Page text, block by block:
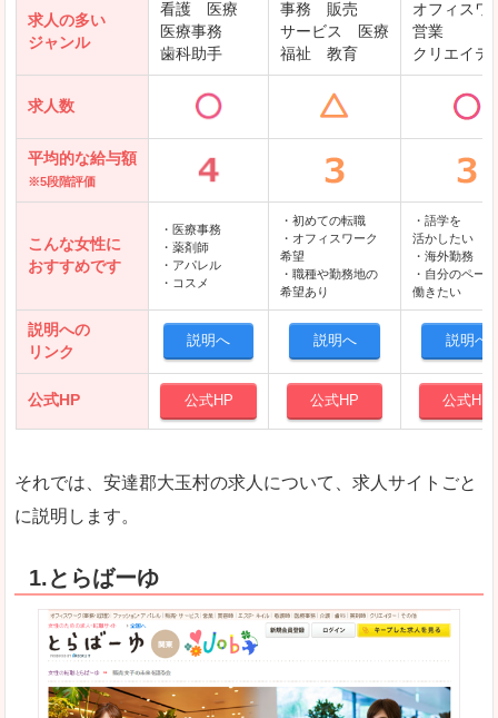
求人の多い
ジャンル
看護 医療
医療事務
歯科助手
事務 販売
サービス 医療
福祉 教育
オフィスワ
営業
クリエイテ
求人数
平均的な給与額
※5段階評価
こんな女性に
おすすめです
・医療事務
・薬剤師
・アパレル
・コスメ
・初めての転職
・オフィスワーク
希望
・職種や勤務地の
希望あり
・語学を
活かしたい
・海外勤務
・自分のペー
働きたい
説明への
リンク
説明へ 説明へ 説明へ
公式HP 公式HP 公式HP 公式HP
それでは、安達郡大玉村の求人について、求人サイトごと
に説明します。
1.とらばーゆ